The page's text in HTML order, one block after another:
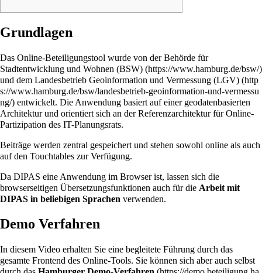
Grundlagen
Das Online-Beteiligungstool wurde von derBehörde für
Stadtentwicklung und Wohnen (BSW)
und dem Landesbetrieb Geoinformation und Vermessung (LGV)
entwickelt. Die Anwendung basiert auf einer geodatenbasierten
Architektur und orientiert sich an der Referenzarchitektur für Online-
Partizipation des IT-Planungsrats.
Beiträge werden zentral gespeichert und stehen sowohl online als auch
auf den Touchtables zur Verfügung.
Da DIPAS eine Anwendung im Browser ist, lassen sich die
browserseitigen Übersetzungsfunktionen auch für die Arbeit mit
DIPAS in beliebigen Sprachen verwenden.
Demo Verfahren
In diesem Video erhalten Sie eine begleitete Führung durch das
gesamte Frontend des Online-Tools. Sie können sich aber auch selbst